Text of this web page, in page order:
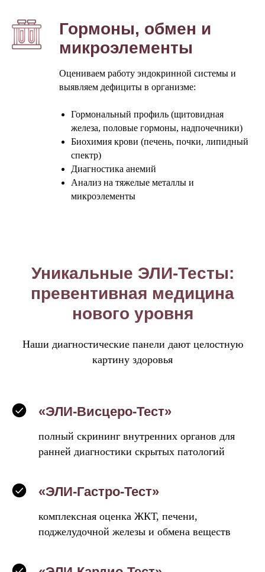
Гормоны, обмен и
микроэлементы
Оцениваем работу эндокринной системы и
выявляем дефициты в организме:
Гормональный профиль (щитовидная
железа, половые гормоны, надпочечники)
Биохимия крови (печень, почки, липидный
спектр)
Диагностика анемий
Анализ на тяжелые металлы и
микроэлементы
Уникальные ЭЛИ-Тесты:
превентивная медицина
нового уровня
Наши диагностические панели дают целостную
картину здоровья
«ЭЛИ-Висцеро-Тест»
полный скрининг внутренних органов для
ранней диагностики скрытых патологий
«ЭЛИ-Гастро-Тест»
комплексная оценка ЖКТ, печени,
поджелудочной железы и обмена веществ